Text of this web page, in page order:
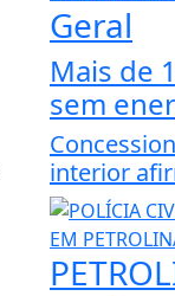
Geral
Mais de
sem
interior